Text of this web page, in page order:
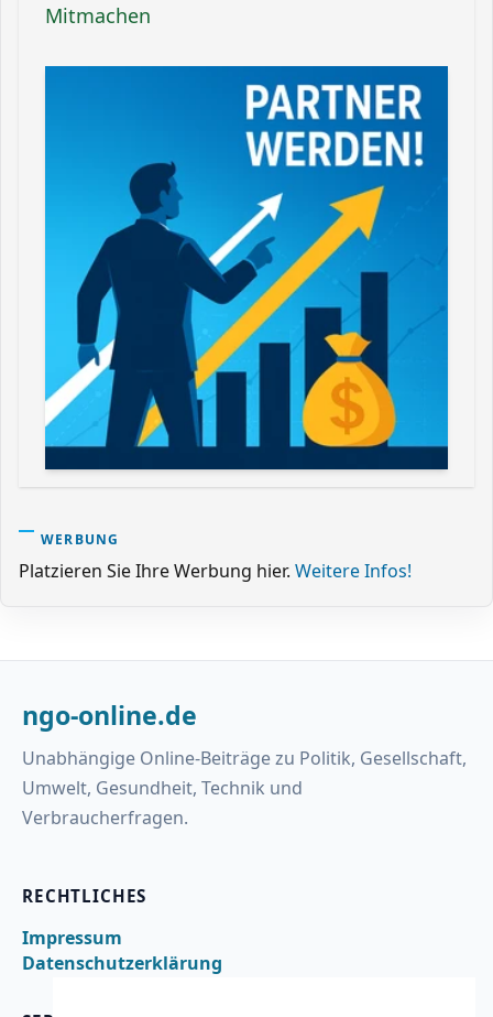
Mitmachen
WERBUNG
Platzieren Sie Ihre Werbung hier. Weitere Infos!
ngo-online.de
Unabhängige Online-Beiträge zu Politik, Gesellschaft,
Umwelt, Gesundheit, Technik und
Verbraucherfragen.
RECHTLICHES
Impressum
Datenschutzerklärung